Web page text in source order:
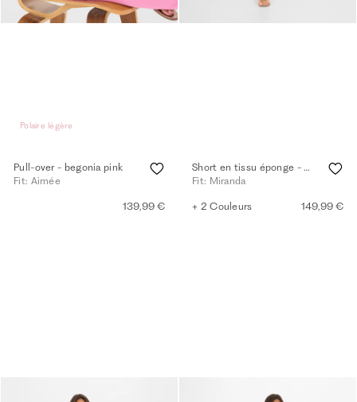
Polaire légère
Pull-over - begonia pink
Fit: Aimée
139,99 €
Short en tissu éponge - melon
Fit: Miranda
+ 2 Couleurs 149,99 €